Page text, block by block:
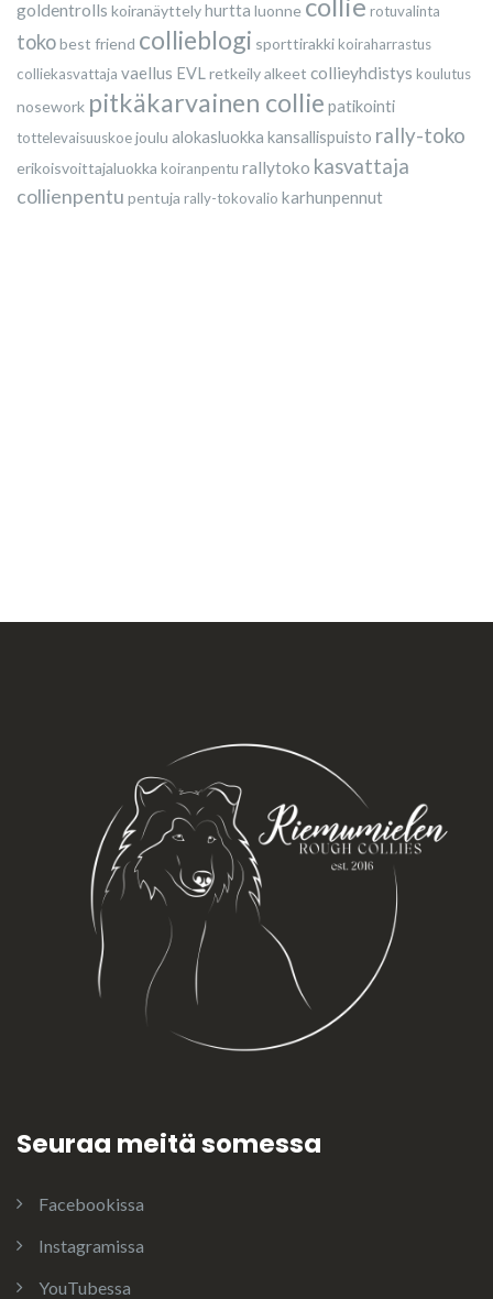
goldentrolls koiranäyttelyhurtta luonne rotuvalinta
tokobest friend collieblogi sporttirakkikoiraharrastus
colliekasvattaja vaellus EVL retkeilyalkeet collieyhdistys koulutus
nosework pitkäkarvainen collie patikointi
tottelevaisuuskoejoulu alokasluokka kansallispuisto rally-toko
erikoisvoittajaluokka koiranpentu rallytoko kasvattaja
collienpentu pentuja rally-tokovalio karhunpennut
Seuraa meitä somessa
Facebookissa
Instagramissa
YouTubessa